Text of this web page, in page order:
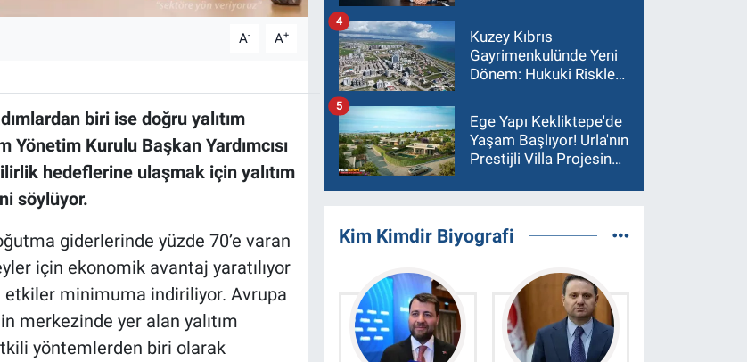
A- A+
biri ise doğru yalıtım
Yönetim Kurulu Başkan Yardımcısı
hedeflerine ulaşmak için yalıtım
söylüyor.
giderlerinde yüzde 70’e varan
için ekonomik avantaj yaratılıyor
minimuma indiriliyor. Avrupa
merkezinde yer alan yalıtım
yöntemlerden biri olarak
Kuzey Kıbrıs
Gayrimenkulünde Yeni
Dönem: Hukuki Riskler
Değiştiriyor
4
Ege Yapı Kekliktepe'de
Yaşam Başlıyor! Urla'nın
Prestijli Villa Projesinde
5
Kim Kimdir Biyografi